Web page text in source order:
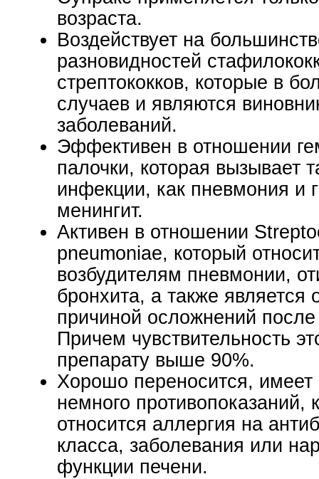
возраста.
Воздействует на
разновидностей
стрептококков, которые в
случаев и являются
заболеваний.
Эффективен в отношении
палочки, которая вызывает
инфекции, как пневмония и
менингит.
Активен в отношении
pneumoniae, который
возбудителям пневмонии,
бронхита, а также является
причиной осложнений после
Причем чувствительность
препарату выше 90%.
Хорошо переносится, имеет
немного противопоказаний,
относится аллергия на
класса, заболевания или
функции печени.